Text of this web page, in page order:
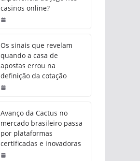
casinos online?
Os sinais que revelam
quando a casa de
apostas errou na
definição da cotação
Avanço da Cactus no
mercado brasileiro passa
por plataformas
certificadas e inovadoras